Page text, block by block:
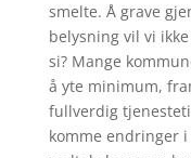
smelte. Å grave
belysning vil vi
si? Mange
å yte minimum,
fullverdig
komme endringer